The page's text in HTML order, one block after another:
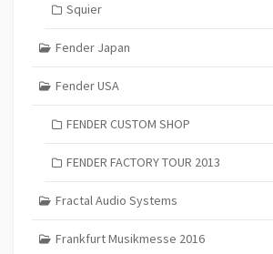
Squier
Fender Japan
Fender USA
FENDER CUSTOM SHOP
FENDER FACTORY TOUR 2013
Fractal Audio Systems
Frankfurt Musikmesse 2016